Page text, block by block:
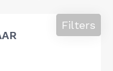
Filters